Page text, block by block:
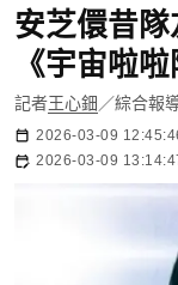
安芝儇昔
《宇宙啦
記者王心鈿 ／綜合報
2026-03-09
2026-03-09